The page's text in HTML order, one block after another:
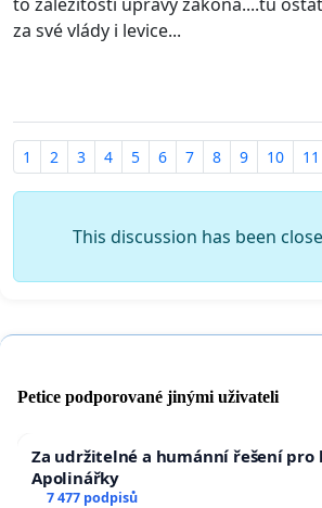
za své vlády i levice...
1 2 3 4 5 6 7 8 9 10 11
This discussion has been
Petice podporované jinými uživateli
Za udržitelné a humánní řešení pro
Apolinářky
7 477 podpisů